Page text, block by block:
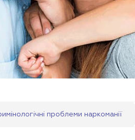
проблеми наркоманії